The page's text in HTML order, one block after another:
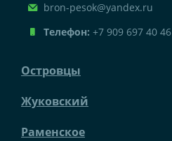
bron-pesok@yandex.ru
Телефон: +7 909 697 40 46
Островцы
Жуковский
Раменское